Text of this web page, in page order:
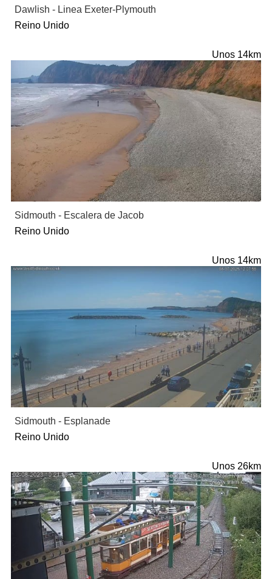
Dawlish - Linea Exeter-Plymouth
Reino Unido
Unos 14km
Sidmouth - Escalera de Jacob
Reino Unido
Unos 14km
Sidmouth - Esplanade
Reino Unido
Unos 26km